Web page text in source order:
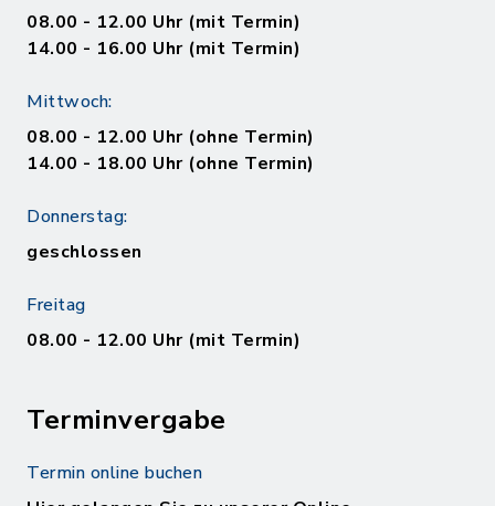
08.00 - 12.00 Uhr (mit Termin)
14.00 - 16.00 Uhr (mit Termin)
Mittwoch:
08.00 - 12.00 Uhr (ohne Termin)
14.00 - 18.00 Uhr (ohne Termin)
Donnerstag:
geschlossen
Freitag
08.00 - 12.00 Uhr (mit Termin)
Terminvergabe
Termin online buchen